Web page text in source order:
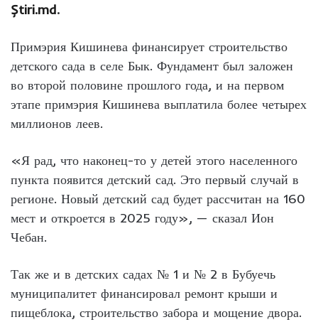
Știri.md.
Примэрия Кишинева финансирует строительство
детского сада в селе Бык. Фундамент был заложен
во второй половине прошлого года, и на первом
этапе примэрия Кишинева выплатила более четырех
миллионов леев.
«Я рад, что наконец-то у детей этого населенного
пункта появится детский сад. Это первый случай в
регионе. Новый детский сад будет рассчитан на 160
мест и откроется в 2025 году», — сказал Ион
Чебан.
Так же и в детских садах № 1 и № 2 в Бубуечь
муниципалитет финансировал ремонт крыши и
пищеблока, строительство забора и мощение двора.